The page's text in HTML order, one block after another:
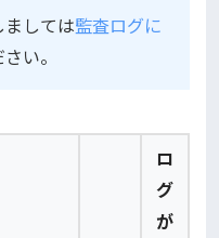
しては監査ログに
い。
ロ
グ
が